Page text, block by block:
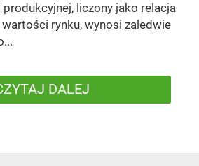
liczony jako relacja
rynku, wynosi zaledwie
DALEJ